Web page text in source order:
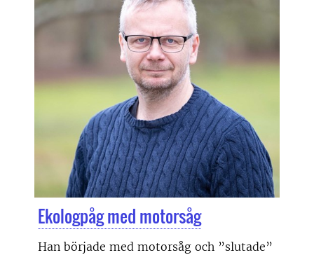
Ekologpåg med motorsåg
Han började med motorsåg och ”slutade”